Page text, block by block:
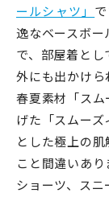
ールシャツ」
逸なベースボー
で、部屋着と
外にも出かけ
春夏素材「ス
げた「スムー
とした極上の
こと間違いあ
ショーツ、ス